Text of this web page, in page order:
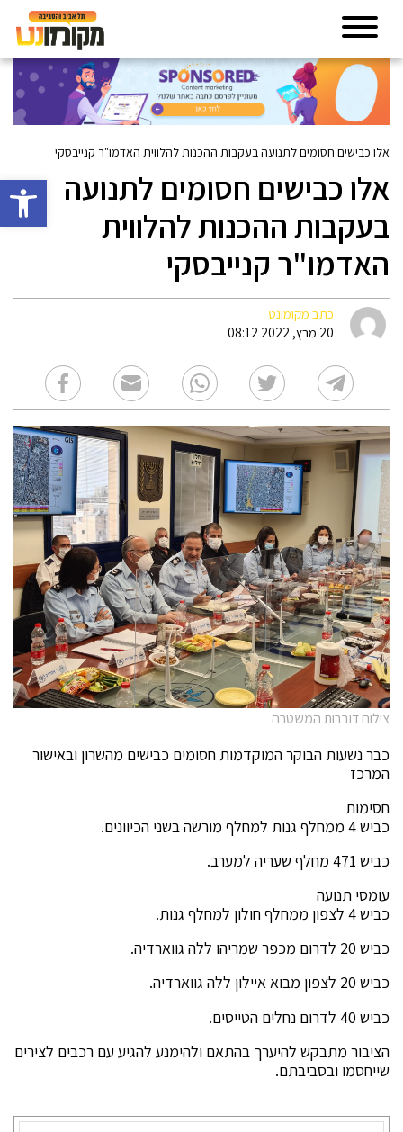
פתח
אלו כבישים חסומים לתנועה בעקבות ההכנות להלווית האדמו"ר קנייבסקי
אלו כבישים חסומים לתנועה
בעקבות ההכנות להלווית
האדמו"ר קנייבסקי
כתב מקומונט
20 מרץ, 2022 08:12
צילום דוברות המשטרה
כבר נשעות הבוקר המוקדמות חסומים כבישים מהשרון ובאישור
המרכז
חסימות
כביש 4 ממחלף גנות למחלף מורשה בשני הכיוונים.
כביש 471 מחלף שעריה למערב.
עומסי תנועה
כביש 4 לצפון ממחלף חולון למחלף גנות.
כביש 20 לדרום מכפר שמריהו ללה גווארדיה.
כביש 20 לצפון מבוא איילון ללה גווארדיה.
כביש 40 לדרום נחלים הטייסים.
הציבור מתבקש להיערך בהתאם ולהימנע להגיע עם רכבים לצירים
שייחסמו ובסביבתם.